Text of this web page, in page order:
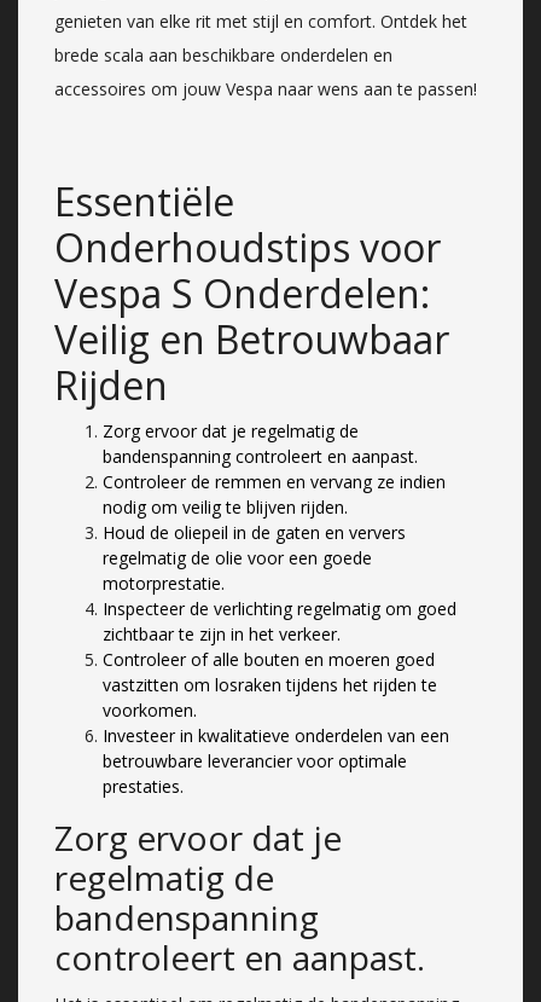
genieten van elke rit met stijl en comfort. Ontdek het
brede scala aan beschikbare onderdelen en
accessoires om jouw Vespa naar wens aan te passen!
Essentiële
Onderhoudstips voor
Vespa S Onderdelen:
Veilig en Betrouwbaar
Rijden
Zorg ervoor dat je regelmatig de
bandenspanning controleert en aanpast.
Controleer de remmen en vervang ze indien
nodig om veilig te blijven rijden.
Houd de oliepeil in de gaten en ververs
regelmatig de olie voor een goede
motorprestatie.
Inspecteer de verlichting regelmatig om goed
zichtbaar te zijn in het verkeer.
Controleer of alle bouten en moeren goed
vastzitten om losraken tijdens het rijden te
voorkomen.
Investeer in kwalitatieve onderdelen van een
betrouwbare leverancier voor optimale
prestaties.
Zorg ervoor dat je
regelmatig de
bandenspanning
controleert en aanpast.